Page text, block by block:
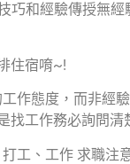
巧和經驗傳授無經
住宿唷~!
作態度，而非經驗
找工作務必詢問清
打工、工作 求職注